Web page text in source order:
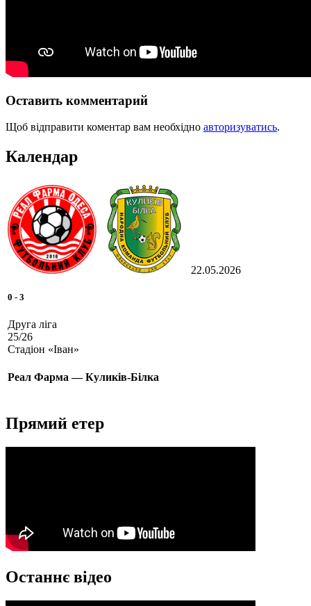
Оставить комментарий
Щоб відправити коментар вам необхідно авторизуватись.
Календар
22.05.2026
0 - 3
Друга ліга
25/26
Стадіон «Іван»
Реал Фарма — Куликів-Білка
Прямий етер
Останнє відео